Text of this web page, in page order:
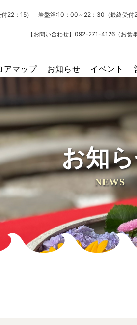
22：15） 岩盤浴:10：00～22：30（最終受
【お問い合わせ】092-271-4126（お
アマップ お知らせ イベント
お知
NEWS